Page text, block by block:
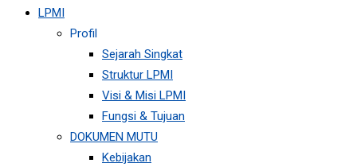
LPMI
Profil
Sejarah Singkat
Struktur LPMI
Visi & Misi LPMI
Fungsi & Tujuan
DOKUMEN MUTU
Kebijakan